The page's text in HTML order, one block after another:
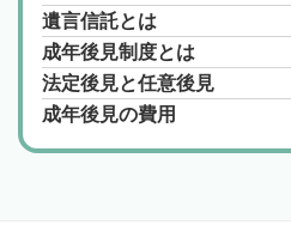
遺言信託とは
成年後見制度とは
法定後見と任意後見
成年後見の費用